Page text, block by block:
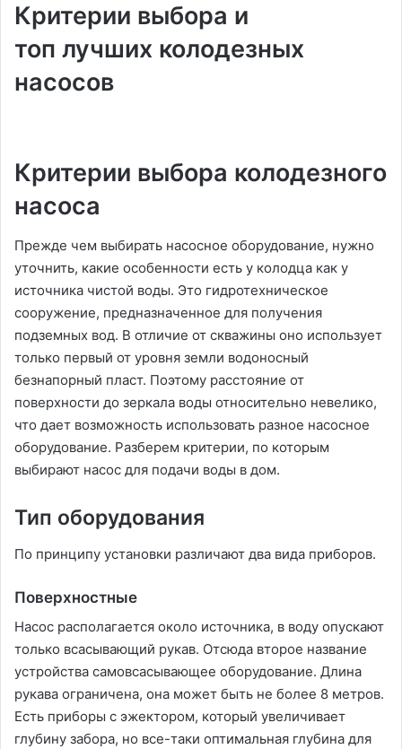
Критерии выбора и
топ лучших колодезных
насосов
Критерии выбора колодезного
насоса
Прежде чем выбирать насосное оборудование, нужно
уточнить, какие особенности есть у колодца как у
источника чистой воды. Это гидротехническое
сооружение, предназначенное для получения
подземных вод. В отличие от скважины оно использует
только первый от уровня земли водоносный
безнапорный пласт. Поэтому расстояние от
поверхности до зеркала воды относительно невелико,
что дает возможность использовать разное насосное
оборудование. Разберем критерии, по которым
выбирают насос для подачи воды в дом.
Тип оборудования
По принципу установки различают два вида приборов.
Поверхностные
Насос располагается около источника, в воду опускают
только всасывающий рукав. Отсюда второе название
устройства самовсасывающее оборудование. Длина
рукава ограничена, она может быть не более 8 метров.
Есть приборы с эжектором, который увеличивает
глубину забора, но все-таки оптимальная глубина для